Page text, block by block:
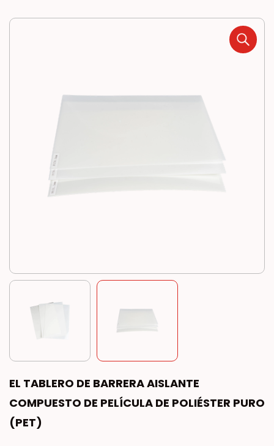
EL TABLERO DE BARRERA AISLANTE
COMPUESTO DE PELÍCULA DE POLIÉSTER PURO
(PET)